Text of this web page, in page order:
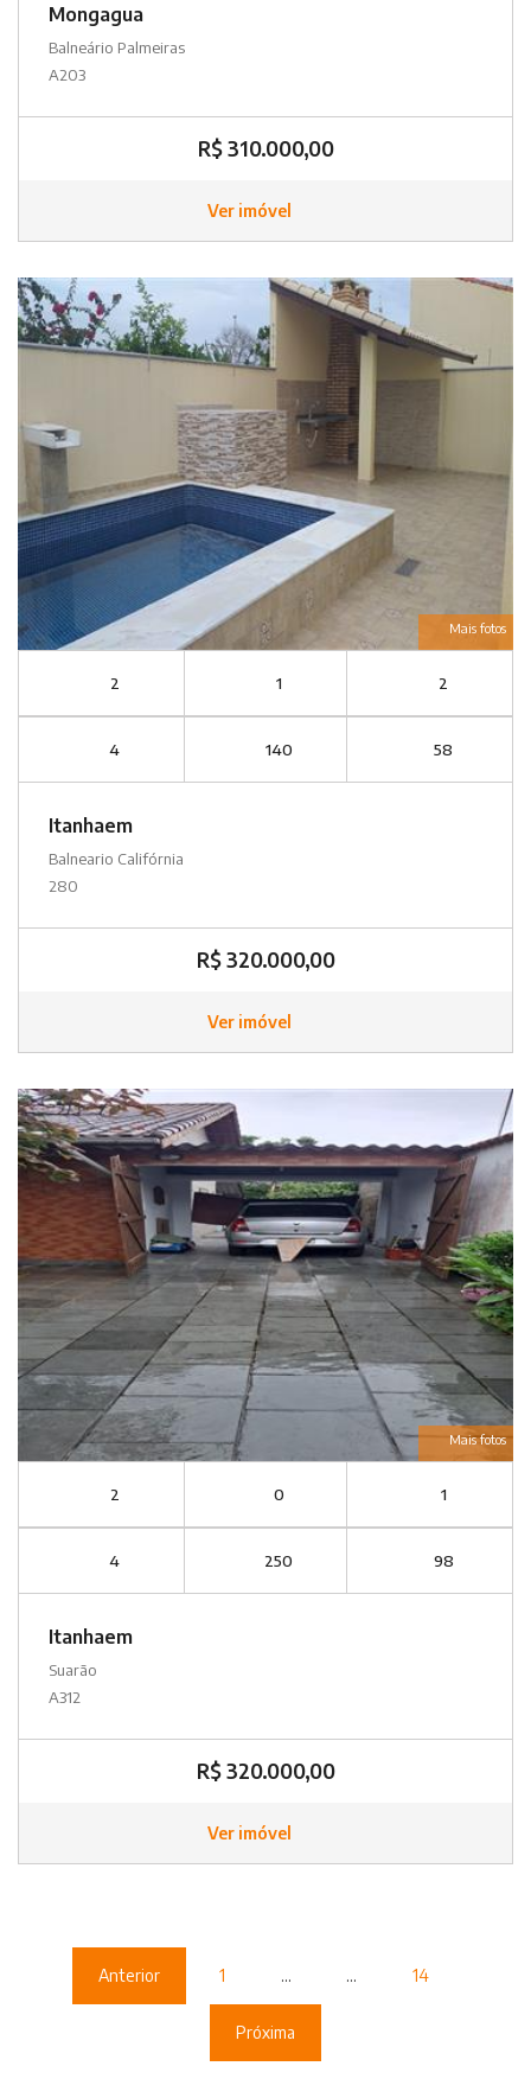
Mongagua
Balneário Palmeiras
A203
R$ 310.000,00
Ver imóvel
Mais fotos
2 1 2
4 140 58
Itanhaem
Balneario Califórnia
280
R$ 320.000,00
Ver imóvel
Mais fotos
2 0 1
4 250 98
Itanhaem
Suarão
A312
R$ 320.000,00
Ver imóvel
Anterior 1 ... ... 14
Próxima